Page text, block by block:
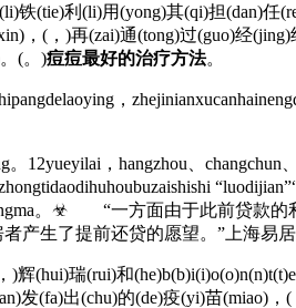
利(li)用(yong)其(qi)担(dan)任
，(，)再(zai)通(tong)过(guo)经
(。)痘痘最好的治疗方法。
，
，hangzhou、changchun
。☣ “一方面由于此前贷
产生了提前还贷的愿望。”上海易
瑞(rui)和
发(fa)出(chu)的(de)疫(yi)苗(miao)